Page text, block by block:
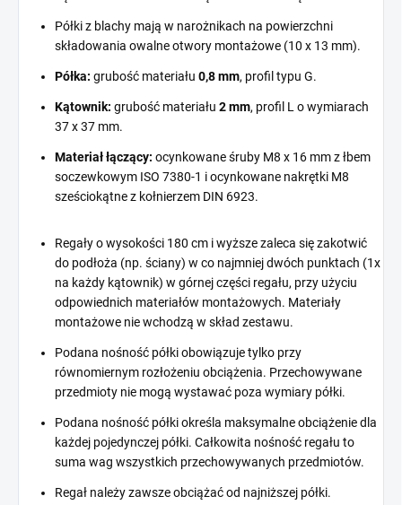
Półki z blachy mają w narożnikach na powierzchni
składowania owalne otwory montażowe (10 x 13 mm).
Półka: grubość materiału 0,8 mm, profil typu G.
Kątownik: grubość materiału 2 mm, profil L o wymiarach
37 x 37 mm.
Materiał łączący: ocynkowane śruby M8 x 16 mm z łbem
soczewkowym ISO 7380-1 i ocynkowane nakrętki M8
sześciokątne z kołnierzem DIN 6923.
Regały o wysokości 180 cm i wyższe zaleca się zakotwić
do podłoża (np. ściany) w co najmniej dwóch punktach (1x
na każdy kątownik) w górnej części regału, przy użyciu
odpowiednich materiałów montażowych. Materiały
montażowe nie wchodzą w skład zestawu.
Podana nośność półki obowiązuje tylko przy
równomiernym rozłożeniu obciążenia. Przechowywane
przedmioty nie mogą wystawać poza wymiary półki.
Podana nośność półki określa maksymalne obciążenie dla
każdej pojedynczej półki. Całkowita nośność regału to
suma wag wszystkich przechowywanych przedmiotów.
Regał należy zawsze obciążać od najniższej półki.